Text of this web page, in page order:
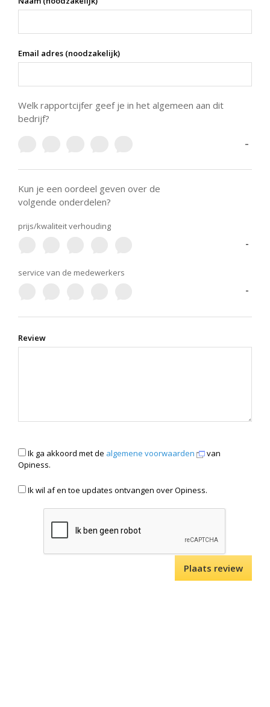
Email adres (noodzakelijk)
Welk rapportcijfer geef je in het algemeen aan dit
bedrijf?
-
Kun je een oordeel geven over de
volgende onderdelen?
prijs/kwaliteit verhouding
-
service van de medewerkers
-
Review
Ik ga akkoord met de algemene voorwaarden
van
Opiness.
Ik wil af en toe updates ontvangen over Opiness.